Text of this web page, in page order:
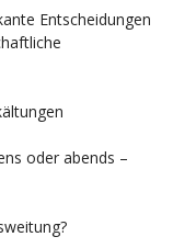
Entscheidungen
oder abends –